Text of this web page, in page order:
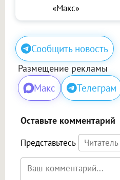
«Макс»
Сообщить новость
Размещение рекламы
Макс Телеграм
Оставьте комментарий
Представьтесь